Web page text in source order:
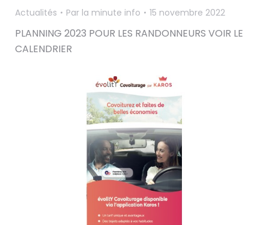
Actualités Par la minute info 15 novembre 2022
PLANNING 2023 POUR LES RANDONNEURS VOIR LE
CALENDRIER